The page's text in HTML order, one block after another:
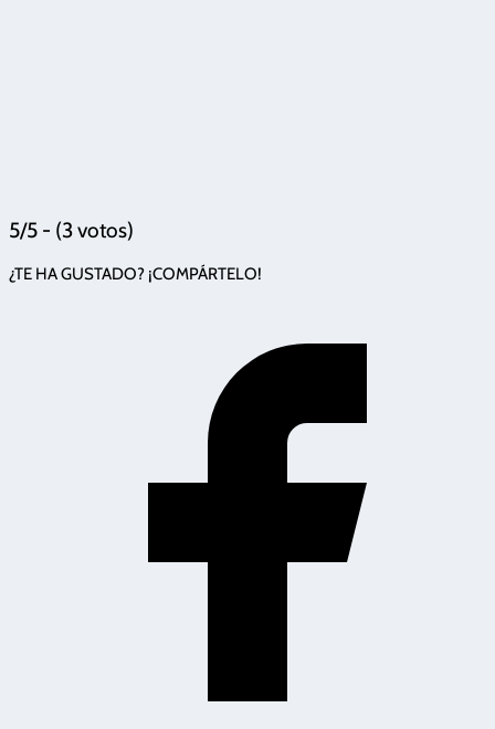
5/5 - (3 votos)
¿TE HA GUSTADO? ¡COMPÁRTELO!